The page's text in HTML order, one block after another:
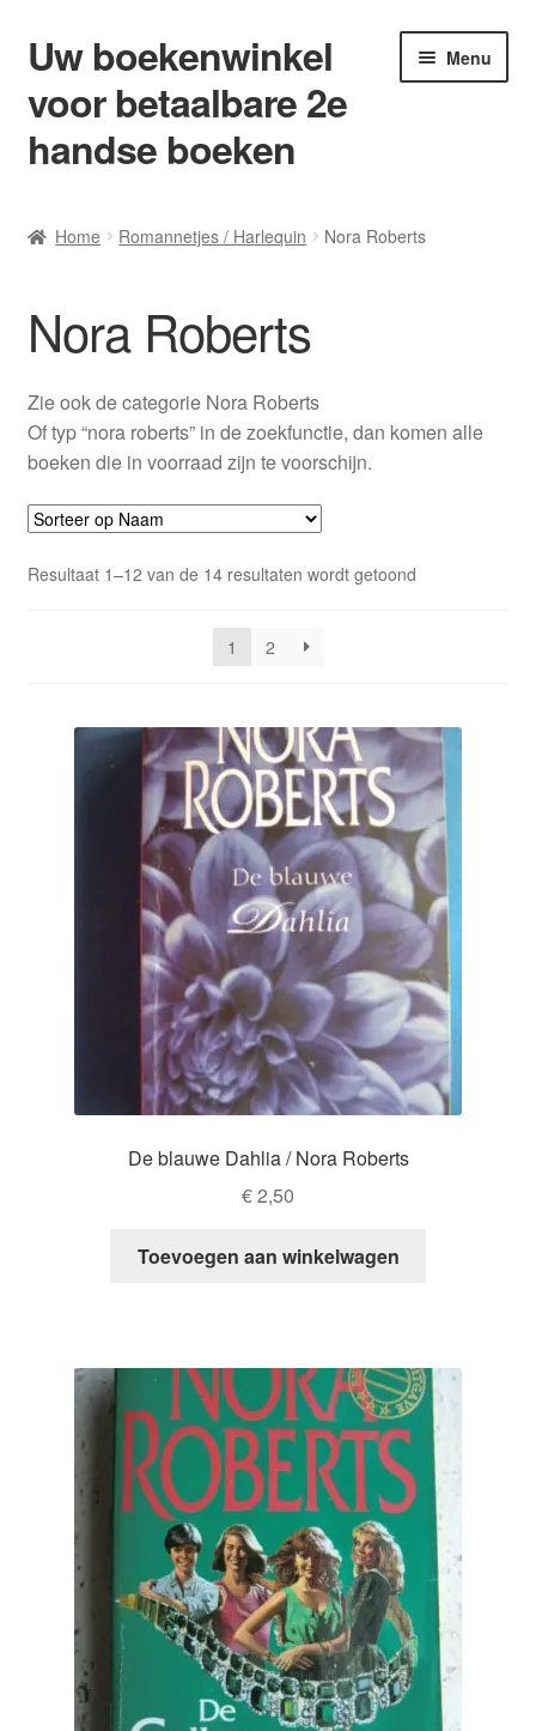
Ga
door
naar
navigatie
Ga
naar
de
inhoud
Uw boekenwinkel
voor betaalbare 2e
handse boeken
Menu
Algemene Voorwaarden
Blog/ AVI Niveau’s
Contact
Levering en kosten
Mijn account
Winkelwagen
Home Romannetjes / Harlequin Nora Roberts
Nora Roberts
Zie ook de categorie Nora Roberts
Of typ “nora roberts” in de zoekfunctie, dan komen alle
boeken die in voorraad zijn te voorschijn.
Resultaat 1–12 van de 14 resultaten wordt getoond
1 2
De blauwe Dahlia / Nora Roberts
€2,50
Toevoegen aan winkelwagen